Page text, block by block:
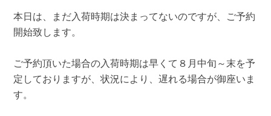
本日は、まだ入荷時期は決まってないのですが、ご予約
開始致します。
ご予約頂いた場合の入荷時期は早くて８月中旬～末を予
定しておりますが、状況により、遅れる場合が御座いま
す。